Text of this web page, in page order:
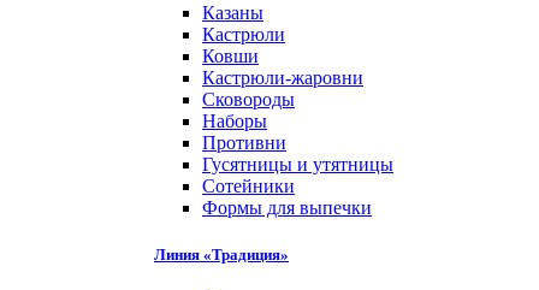
Казаны
Кастрюли
Ковши
Кастрюли-жаровни
Сковороды
Наборы
Противни
Гусятницы и утятницы
Сотейники
Формы для выпечки
Линия «Традиция»